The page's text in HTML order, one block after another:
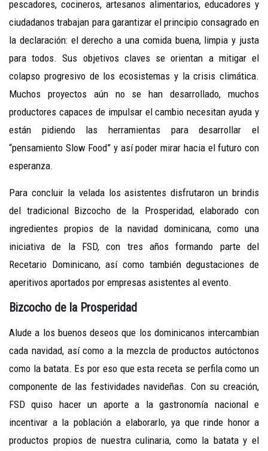
pescadores, cocineros, artesanos alimentarios, educadores y
ciudadanos trabajan para garantizar el principio consagrado en
la declaración: el derecho a una comida buena, limpia y justa
para todos. Sus objetivos claves se orientan a mitigar el
colapso progresivo de los ecosistemas y la crisis climática.
Muchos proyectos aún no se han desarrollado, muchos
productores capaces de impulsar el cambio necesitan ayuda y
están pidiendo las herramientas para desarrollar el
“pensamiento Slow Food” y así poder mirar hacia el futuro con
esperanza.
Para concluir la velada los asistentes disfrutaron un brindis
del tradicional Bizcocho de la Prosperidad, elaborado con
ingredientes propios de la navidad dominicana, como una
iniciativa de la FSD, con tres años formando parte del
Recetario Dominicano, así como también degustaciones de
aperitivos aportados por empresas asistentes al evento.
Bizcocho de la Prosperidad
Alude a los buenos deseos que los dominicanos intercambian
cada navidad, así como a la mezcla de productos autóctonos
como la batata. Es por eso que esta receta se perfila como un
componente de las festividades navideñas. Con su creación,
FSD quiso hacer un aporte a la gastronomía nacional e
incentivar a la población a elaborarlo, ya que rinde honor a
productos propios de nuestra culinaria, como la batata y el